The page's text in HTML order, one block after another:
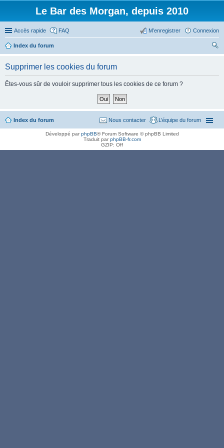
Le Bar des Morgan, depuis 2010
Accès rapide FAQ Connexion
M’enregistrer
Index du forum
Supprimer les cookies du forum
Êtes-vous sûr de vouloir supprimer tous les cookies de ce forum ?
Index du forum L’équipe du forum
Nous contacter
Développé parphpBB® Forum Software © phpBB Limited
Traduit parphpBB-fr.com
GZIP: Off